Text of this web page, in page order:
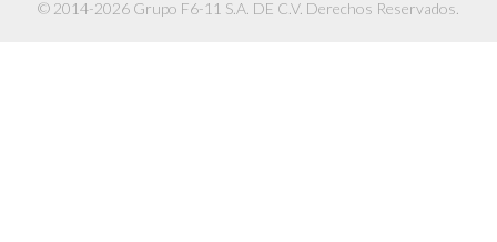
© 2014-2026 Grupo F6-11 S.A. DE C.V. Derechos Reservados.